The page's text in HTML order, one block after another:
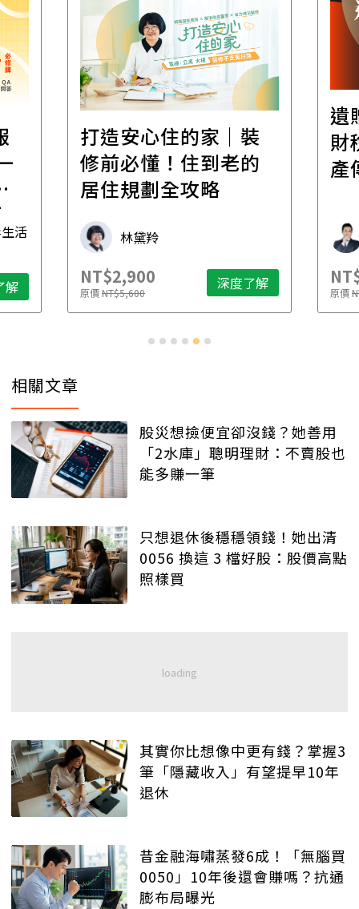
活
解
打造安心住的家｜裝
修前必懂！住到老的
居住規劃全攻略
林黛羚
NT$2,900
原價NT$5,600 深度了解
遺
財
產
原價
相關文章
股災想撿便宜卻沒錢？她善用
「2水庫」聰明理財：不賣股也
能多賺一筆
只想退休後穩穩領錢！她出清
0056 換這 3 檔好股：股價高點
照樣買
其實你比想像中更有錢？掌握3
筆「隱藏收入」有望提早10年
退休
昔金融海嘯蒸發6成！「無腦買
0050」10年後還會賺嗎？抗通
膨布局曝光